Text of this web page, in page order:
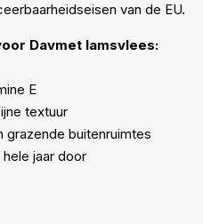
van de EU.
Davmet lamsvlees:
E
textuur
grazende buitenruimtes
jaar door